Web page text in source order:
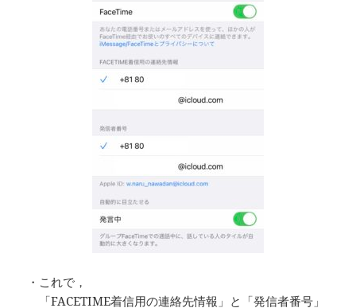
・これで，
「FACETIME着信用の連絡先情報」と「発信者番号」